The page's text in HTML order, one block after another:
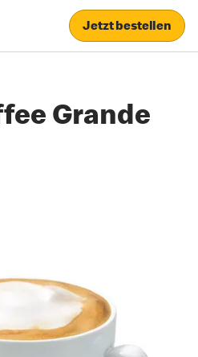
Jetzt bestellen
Grande